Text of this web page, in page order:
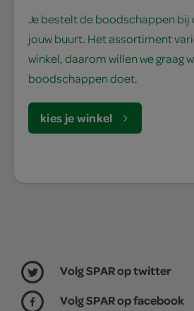
Je bestelt de boodschappen bij
jouw buurt. Het assortiment
winkel, daarom willen we graag
boodschappen doet.
kies je winkel
Volg SPAR op twitter
Volg SPAR op facebook